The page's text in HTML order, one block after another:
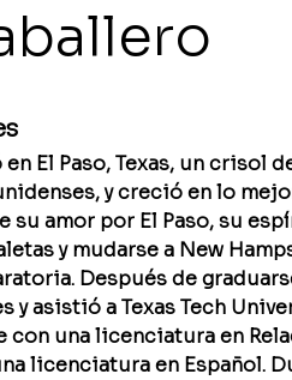
El Paso, Texas, un crisol
y creció en lo
su amor por El Paso, su
y mudarse a New
Después de
y asistió a Texas Tech
con una licenciatura en
licenciatura en Español.